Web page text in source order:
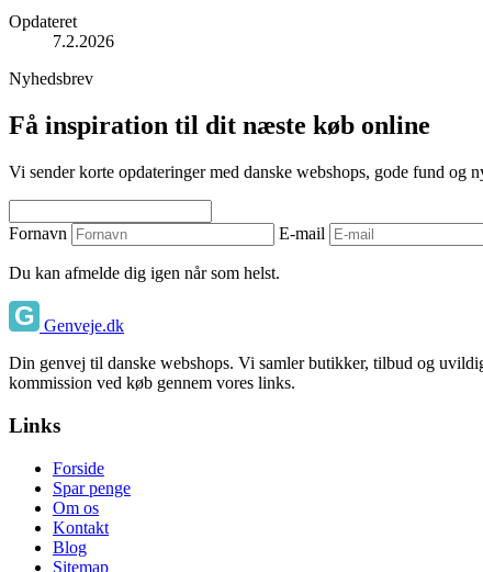
Opdateret
7.2.2026
Nyhedsbrev
Få inspiration til dit næste køb online
Vi sender korte opdateringer med danske webshops, gode fund og
Fornavn E-mail
Du kan afmelde dig igen når som helst.
Genveje.dk
Din genvej til danske webshops. Vi samler butikker, tilbud og
kommission ved køb gennem vores links.
Links
Forside
Spar penge
Om os
Kontakt
Blog
Sitemap